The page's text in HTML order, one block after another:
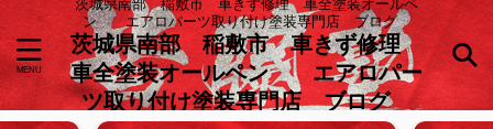
ン エアロパーツ取り付け塗装専門店 ブログ
茨城県南部 稲敷市 車きず修理
車全塗装オールペン エアロパー
ツ取り付け塗装専門店 ブログ